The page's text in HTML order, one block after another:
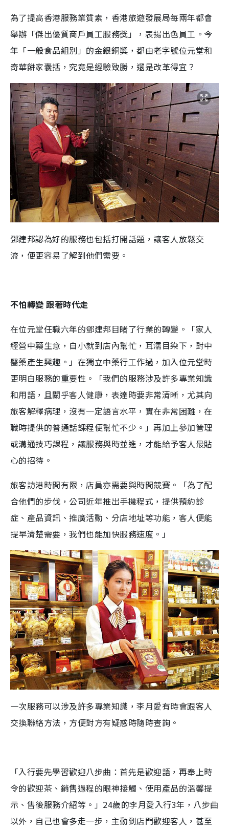
為了提高香港服務業質素，香港旅遊發展局每兩年都會
舉辦「傑出優質商戶員工服務獎」，表揚出色員工。今
年「一般食品組別」的金銀銅獎，都由老字號位元堂和
奇華餅家囊括，究竟是經驗致勝，還是改革得宜？
鄧建邦認為好的服務也包括打開話題，讓客人放鬆交
流，便更容易了解到他們需要。
不怕轉變 跟著時代走
在位元堂任職六年的鄧建邦目睹了行業的轉變。「家人
經營中藥生意，自小就到店內幫忙，耳濡目染下，對中
醫藥產生興趣。」在獨立中藥行工作過，加入位元堂時
更明白服務的重要性。「我們的服務涉及許多專業知識
和用語，且關乎客人健康，表達時要非常清晰，尤其向
旅客解釋病理，沒有一定語言水平，實在非常困難，在
職時提供的普通話課程便幫忙不少。」再加上參加管理
或溝通技巧課程，讓服務與時並進，才能給予客人最貼
心的招待。
旅客訪港時間有限，店員亦需要與時間競賽。「為了配
合他們的步伐，公司近年推出手機程式，提供預約診
症、產品資訊、推廣活動、分店地址等功能，客人便能
提早清楚需要，我們也能加快服務速度。」
一次服務可以涉及許多專業知識，李月愛有時會跟客人
交換聯絡方法，方便對方有疑惑時隨時查詢。
「入行要先學習歡迎八步曲：首先是歡迎語，再奉上時
令的歡迎茶、銷售過程的眼神接觸、使用產品的溫馨提
示、售後服務介紹等。」24歲的李月愛入行3年，八步曲
以外，自己也會多走一步，主動到店門歡迎客人，甚至